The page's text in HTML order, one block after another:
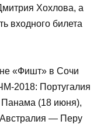
Хохлова, а
входного билета
«Фишт» в Сочи
2018: Португалия
(18 июня),
— Перу